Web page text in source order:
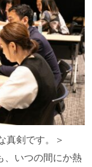
真剣です。＞
、いつの間にか熱